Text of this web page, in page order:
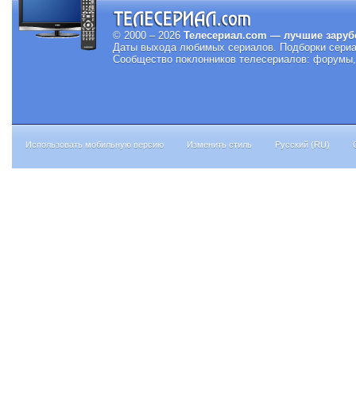
© 2000 – 2026 Телесериал.com — лучшие
Даты выхода любимых сериалов. Подборки
Сообщество поклонников телесериалов:
Использовать мобильную версию Изменить стиль Русский (RU)